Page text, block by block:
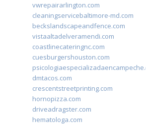
vwrepairarlington.com
cleaningservicebaltimore-md.com
beckslandscapeandfence.com
vistaaltadelveramendi.com
coastlinecateringnc.com
cuesburgershouston.com
dmtacos.com
crescentstreetprinting.com
hornopizza.com
driveadragster.com
hematologa.com